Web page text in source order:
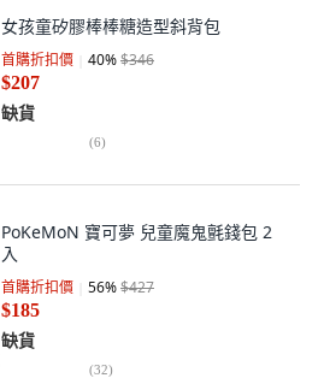
女孩童矽膠棒棒糖造型斜背包
首購折扣價 40%$346
$207
缺貨
(6)
PoKeMoN 寶可夢 兒童魔鬼氈錢包 2
入
首購折扣價 56%$427
$185
缺貨
(32)